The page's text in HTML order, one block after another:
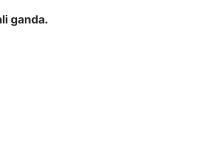
ganda.